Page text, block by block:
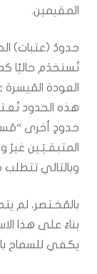
المقيمين.
تُستخدَم حاليًا
هذه الحدود
حدودٍ أخرى
المتبقـيَـين غيرُ
وبالتالي تتطلب
بناءً على هذا
يكفي للسماح